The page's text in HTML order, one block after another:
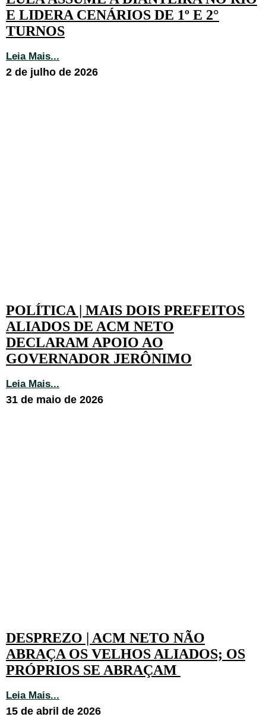
E LIDERA CENÁRIOS DE 1º E 2°
TURNOS
Leia Mais...
2 de julho de 2026
POLÍTICA | MAIS DOIS PREFEITOS
ALIADOS DE ACM NETO
DECLARAM APOIO AO
GOVERNADOR JERÔNIMO
Leia Mais...
31 de maio de 2026
DESPREZO | ACM NETO NÃO
ABRAÇA OS VELHOS ALIADOS; OS
PRÓPRIOS SE ABRAÇAM
Leia Mais...
15 de abril de 2026